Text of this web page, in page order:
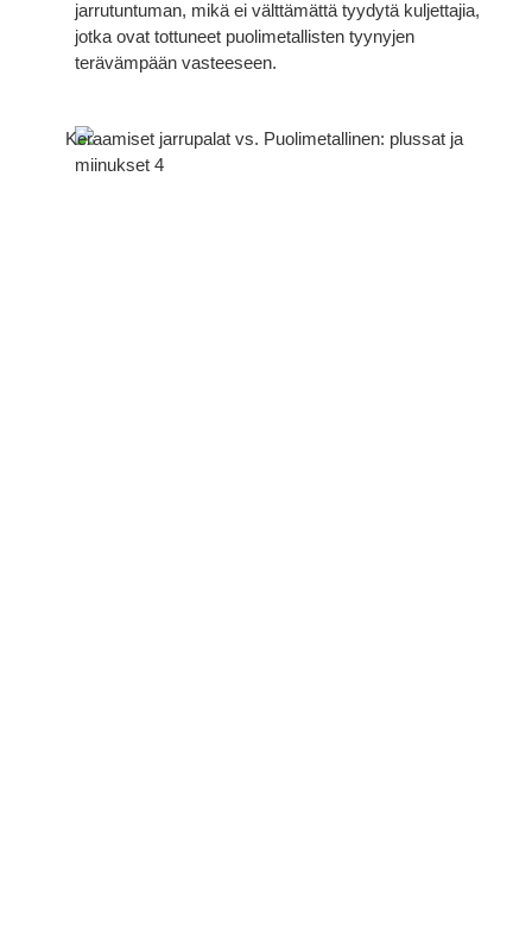
jarrutuntuman, mikä ei välttämättä tyydytä kuljettajia,
jotka ovat tottuneet puolimetallisten tyynyjen
terävämpään vasteeseen.